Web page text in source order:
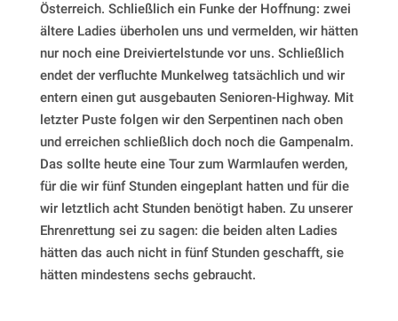
Österreich. Schließlich ein Funke der Hoffnung: zwei
ältere Ladies überholen uns und vermelden, wir hätten
nur noch eine Dreiviertelstunde vor uns. Schließlich
endet der verfluchte Munkelweg tatsächlich und wir
entern einen gut ausgebauten Senioren-Highway. Mit
letzter Puste folgen wir den Serpentinen nach oben
und erreichen schließlich doch noch die Gampenalm.
Das sollte heute eine Tour zum Warmlaufen werden,
für die wir fünf Stunden eingeplant hatten und für die
wir letztlich acht Stunden benötigt haben. Zu unserer
Ehrenrettung sei zu sagen: die beiden alten Ladies
hätten das auch nicht in fünf Stunden geschafft, sie
hätten mindestens sechs gebraucht.